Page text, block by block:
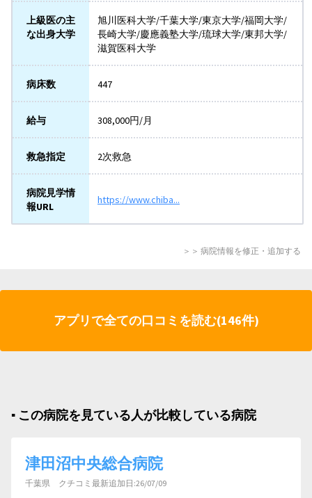
上級医の主
な出身大学
旭川医科大学/千葉大学/東京大学/福岡大学/
長崎大学/慶應義塾大学/琉球大学/東邦大学/
滋賀医科大学
病床数 447
給与 308,000円/月
救急指定 2次救急
病院見学情
報URL
https://www.chiba...
＞＞ 病院情報を修正・追加する
アプリで全ての口コミを読む(146件)
▪︎ この病院を見ている人が比較している病院
津田沼中央総合病院
千葉県 クチコミ最新追加日:26/07/09